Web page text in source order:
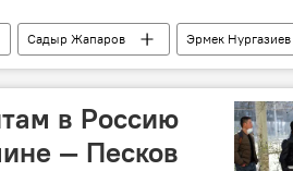
Садыр Жапаров
Эрмек Нургазиев
в Россию
— Песков